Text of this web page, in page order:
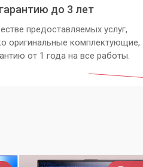
до 3 лет
предоставляемых услуг,
оригинальные комплектующие,
от 1 года на все работы.